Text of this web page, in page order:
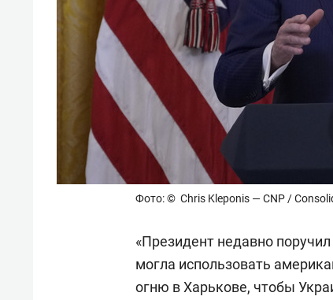
Фото: © Chris Kleponis — CNP /
«Президент недавно
могла использовать
огню в Харькове, чтобы